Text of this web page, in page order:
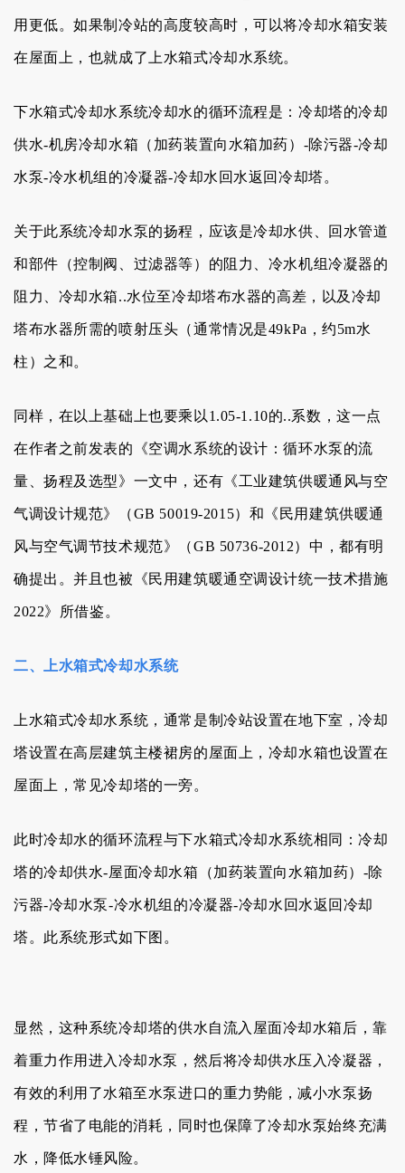
用更低。如果制冷站的高度较高时，可以将冷却水箱安装
在屋面上，也就成了上水箱式冷却水系统。
下水箱式冷却水系统冷却水的循环流程是：冷却塔的冷却
供水-机房冷却水箱（加药装置向水箱加药）-除污器-冷却
水泵-冷水机组的冷凝器-冷却水回水返回冷却塔。
关于此系统冷却水泵的扬程，应该是冷却水供、回水管道
和部件（控制阀、过滤器等）的阻力、冷水机组冷凝器的
阻力、冷却水箱..水位至冷却塔布水器的高差，以及冷却
塔布水器所需的喷射压头（通常情况是49kPa，约5m水
柱）之和。
同样，在以上基础上也要乘以1.05-1.10的..系数，这一点
在作者之前发表的 《空调水系统的设计：循环水泵的流
量、扬程及选型》 一文中，还有《工业建筑供暖通风与空
气调设计规范》（GB 50019-2015）和《民用建筑供暖通
风与空气调节技术规范》（GB 50736-2012）中，都有明
确提出。并且也被《民用建筑暖通空调设计统一技术措施
2022》所借鉴。
二、上水箱式冷却水系统
上水箱式冷却水系统，通常是制冷站设置在地下室，冷却
塔设置在高层建筑主楼裙房的屋面上，冷却水箱也设置在
屋面上，常见冷却塔的一旁。
此时冷却水的循环流程与下水箱式冷却水系统相同：冷却
塔的冷却供水-屋面冷却水箱 （加药装置向水箱加药） -除
污器-冷却水泵-冷水机组的冷凝器-冷却水 回水返回冷却
塔。此系统形式如下图。
显然，这种系统冷却塔的供水自流入屋面冷却水箱后，靠
着重力作用进入冷却水泵，然后将冷却供水压入冷凝器，
有效的利用了水箱至水泵进口的重力势能，减小水泵扬
程，节省了电能的消耗，同时也保障了冷却水泵始终充满
水，降低水锤风险。